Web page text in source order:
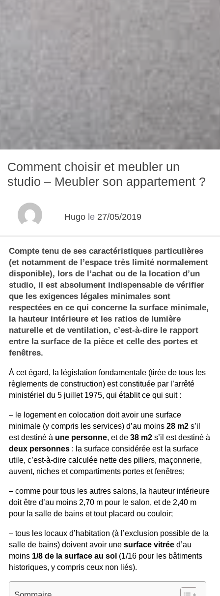
Comment choisir et meubler un
studio – Meubler son appartement ?
Hugo le 27/05/2019
Compte tenu de ses caractéristiques particulières
(et notamment de l’espace très limité normalement
disponible), lors de l’achat ou de la location d’un
studio, il est absolument indispensable de vérifier
que les exigences légales minimales sont
respectées en ce qui concerne la surface minimale,
la hauteur intérieure et les ratios de lumière
naturelle et de ventilation, c’est-à-dire le rapport
entre la surface de la pièce et celle des portes et
fenêtres.
À cet égard, la législation fondamentale (tirée de tous les
règlements de construction) est constituée par l’arrêté
ministériel du 5 juillet 1975, qui établit ce qui suit :
– le logement en colocation doit avoir une surface
minimale (y compris les services) d’au moins 28 m2 s’il
est destiné à une personne, et de 38 m2 s’il est destiné à
deux personnes : la surface considérée est la surface
utile, c’est-à-dire calculée nette des piliers, maçonnerie,
auvent, niches et compartiments portes et fenêtres;
– comme pour tous les autres salons, la hauteur intérieure
doit être d’au moins 2,70 m pour le salon, et de 2,40 m
pour la salle de bains et tout placard ou couloir;
– tous les locaux d’habitation (à l’exclusion possible de la
salle de bains) doivent avoir une surface vitrée d’au
moins 1/8 de la surface au sol (1/16 pour les bâtiments
historiques, y compris ceux non liés).